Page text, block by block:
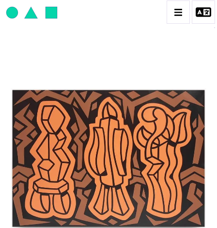
JEAN-PAUL THAÉRON
BIOGRAPHIE
CATALOGUE DES OEUVRES
OBJET / SIGNE
PEINTURE
SCULPTURE
CONTACT